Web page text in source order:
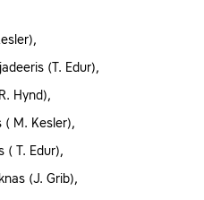
(T. Edur),
Hynd),
Kesler),
T. Edur),
(J. Grib),